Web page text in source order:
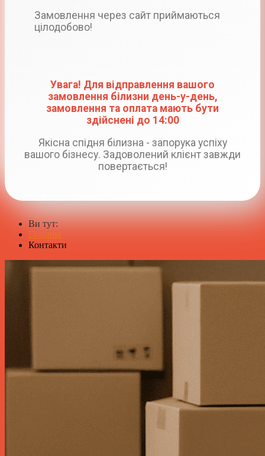
Замовлення через сайт приймаються
цілодобово!
Увага! Для відправлення вашого
замовлення білизни день-у-день,
замовлення та оплата мають бути
здійснені до 14:00
Якісна спідня білизна - запорука успіху
вашого бізнесу. Задоволений клієнт завжди
повертається!
Ви тут:
Головна
Контакти